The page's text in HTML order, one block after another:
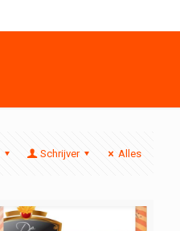
Schrijver Alles